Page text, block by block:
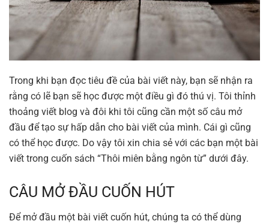
Trong khi bạn đọc tiêu đề của bài viết này, bạn sẽ nhận ra
rằng có lẽ bạn sẽ học được một điều gì đó thú vị. Tôi thỉnh
thoảng viết blog và đôi khi tôi cũng cần một số câu mở
đầu để tạo sự hấp dẫn cho bài viết của mình. Cái gì cũng
có thể học được. Do vậy tôi xin chia sẻ với các bạn một bài
viết trong cuốn sách “Thôi miên bằng ngôn từ” dưới đây.
CÂU MỞ ĐẦU CUỐN HÚT
Để mở đầu một bài viết cuốn hút, chúng ta có thể dùng